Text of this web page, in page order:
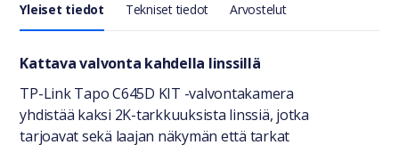
Yleiset tiedot Tekniset tiedot Arvostelut
Yleiset tiedot
Kattava valvonta kahdella linssillä
TP-Link Tapo C645D KIT -valvontakamera
yhdistää kaksi 2K-tarkkuuksista linssiä, jotka
tarjoavat sekä laajan näkymän että tarkat